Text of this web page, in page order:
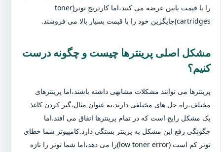
را با قیمت پایین عرضه می کنند،اما کارتریج تونر(toner
cartridges)جایگزین خود را با قیمت بسیار بالا می فروشند.
مشکل اصلی پرینترها چیست و چگونه درست
کنیم؟
پرینترها می توانند مشکلات مشابهی داشته باشند،اما پرینترهای
مختلف،راه حل های مختلفی دارند.به عنوان مثال،گیر کردن کاغذ
یک مشکل رایج است که در تمام پرینترها اتفاق می افتد.اما
چگونگی رفع این مشکل به پرینتر بستگی دارد.کامپیوتر شما خطای
تونر کم است (low toner error)را می دهد،اما شما تونر را تازه